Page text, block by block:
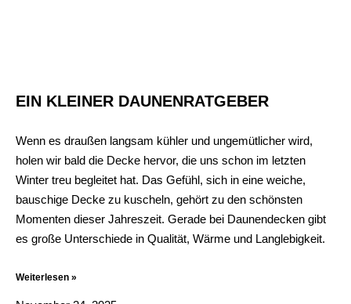
EIN KLEINER DAUNENRATGEBER
Wenn es draußen langsam kühler und ungemütlicher wird,
holen wir bald die Decke hervor, die uns schon im letzten
Winter treu begleitet hat. Das Gefühl, sich in eine weiche,
bauschige Decke zu kuscheln, gehört zu den schönsten
Momenten dieser Jahreszeit. Gerade bei Daunendecken gibt
es große Unterschiede in Qualität, Wärme und Langlebigkeit.
Weiterlesen »